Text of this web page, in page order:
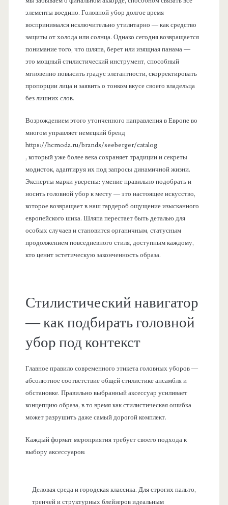
элементы воедино. Головной убор долгое время
воспринимался исключительно утилитарно — как средство
защиты от холода или солнца. Однако сегодня возвращается
понимание того, что шляпа, берет или изящная панама —
это мощный стилистический инструмент, способный
мгновенно повысить градус элегантности, скорректировать
пропорции лица и заявить о тонком вкусе своего владельца
без лишних слов.
Возрождением этого утонченного направления в Европе во
многом управляет немецкий бренд
https://hcmoda.ru/brands/seeberger/catalog
, который уже более века сохраняет традиции и секреты
модисток, адаптируя их под запросы динамичной жизни.
Эксперты марки уверены: умение правильно подобрать и
носить головной убор к месту — это настоящее искусство,
которое возвращает в наш гардероб ощущение изысканного
европейского шика. Шляпа перестает быть деталью для
особых случаев и становится органичным, статусным
продолжением повседневного стиля, доступным каждому,
кто ценит эстетическую законченность образа.
Стилистический навигатор
— как подбирать головной
убор под контекст
Главное правило современного этикета головных уборов —
абсолютное соответствие общей стилистике ансамбля и
обстановке. Правильно выбранный аксессуар усиливает
концепцию образа, в то время как стилистическая ошибка
может разрушить даже самый дорогой комплект.
Каждый формат мероприятия требует своего подхода к
выбору аксессуаров:
Деловая среда и городская классика. Для строгих пальто,
тренчей и структурных блейзеров идеальным